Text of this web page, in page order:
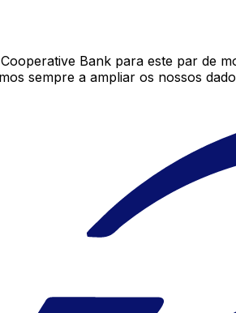
Bank para este par de
sempre a ampliar os nossos